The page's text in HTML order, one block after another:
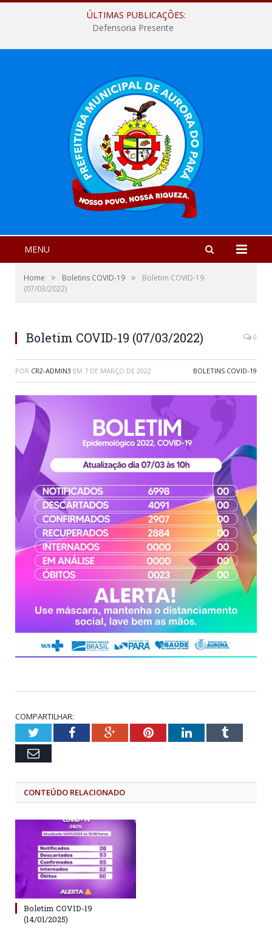
ÚLTIMAS PUBLICAÇÕES:
Defensoria Presente
MENU
Home » Boletins COVID-19 »
Boletim COVID-19
(07/03/2022)
Boletim COVID-19 (07/03/2022) 0
POR CR2-ADMIN3 EM 7 DE MARÇO DE 2022 BOLETINS COVID-19
COMPARTILHAR:
TwitterFacebookGoogle+PinterestLinkedInTumblr
Email
CONTEÚDO RELACIONADO
Boletim COVID-19
(14/01/2025)